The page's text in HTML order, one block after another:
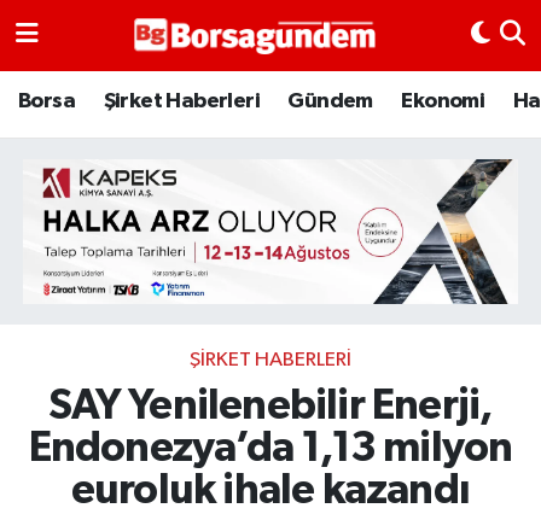
Borsa Şirket Haberleri Gündem Ekonomi
ŞIRKET HABERLERI
SAY Yenilenebilir Enerji,
Endonezya’da 1,13 milyon
euroluk ihale kazandı
Borsa
Emtia
Galeri
Bitcoin
Şirket Haberleri